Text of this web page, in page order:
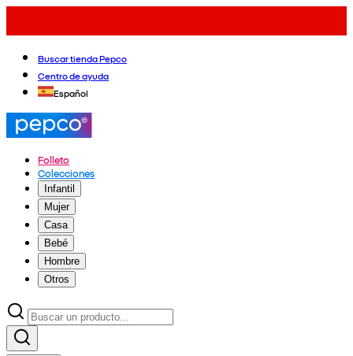
Buscar tienda Pepco
Centro de ayuda
Español
Folleto
Colecciones
Infantil
Mujer
Casa
Bebé
Hombre
Otros